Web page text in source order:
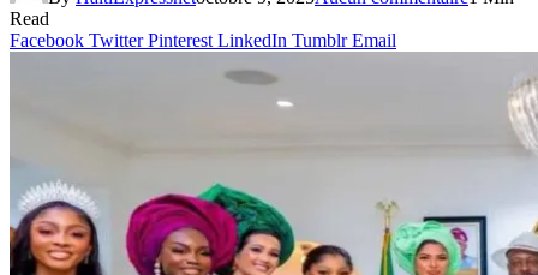
Read
Facebook Twitter Pinterest LinkedIn Tumblr Email